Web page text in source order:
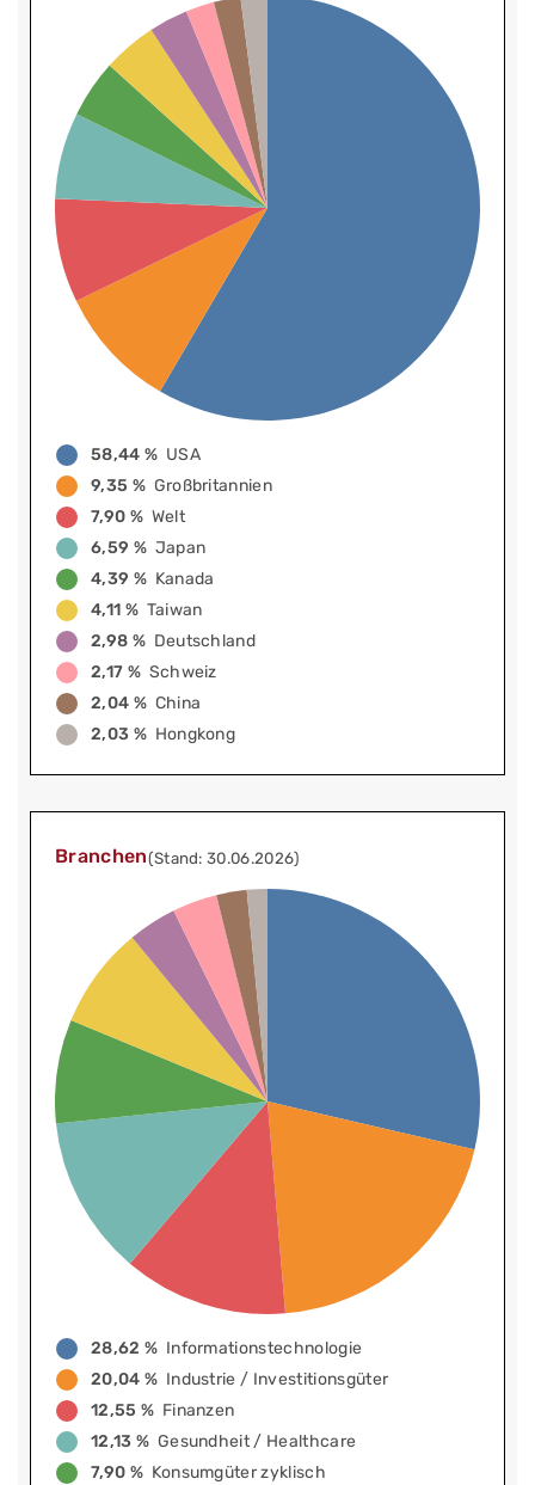
58,44 % USA
9,35 % Großbritannien
7,90 % Welt
6,59 % Japan
4,39 % Kanada
4,11 % Taiwan
2,98 % Deutschland
2,17 % Schweiz
2,04 % China
2,03 % Hongkong
Branchen(Stand: 30.06.2026)
28,62 % Informationstechnologie
20,04 % Industrie / Investitionsgüter
12,55 % Finanzen
12,13 % Gesundheit / Healthcare
7,90 % Konsumgüter zyklisch